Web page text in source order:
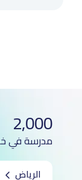
2,000
مدرسة في
الرياض